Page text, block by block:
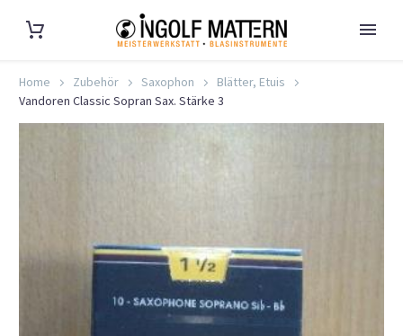
Home Zubehör Saxophon
Blätter, Etuis
Vandoren Classic Sopran Sax. Stärke 3